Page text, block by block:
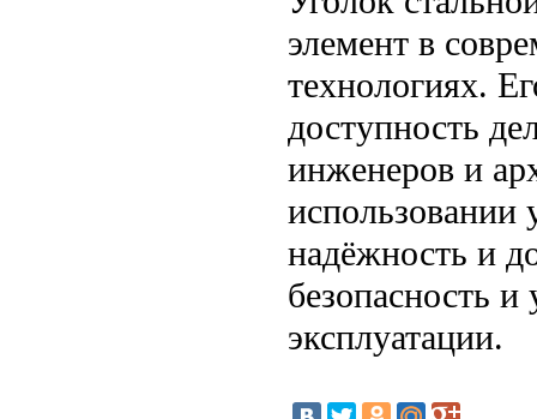
элемент в
технологиях.
доступность
инженеров и
использовании
надёжность и
безопасность
эксплуатации.